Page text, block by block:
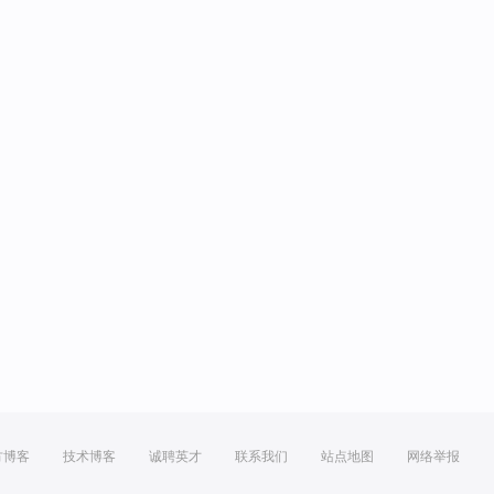
博客 技术博客 诚聘英才 联系我们 站点地图 网络举报